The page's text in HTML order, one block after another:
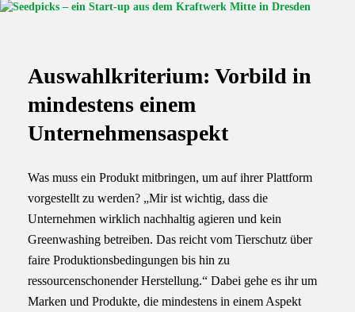
Auswahlkriterium: Vorbild in
mindestens einem
Unternehmensaspekt
Was muss ein Produkt mitbringen, um auf ihrer Plattform
vorgestellt zu werden? „Mir ist wichtig, dass die
Unternehmen wirklich nachhaltig agieren und kein
Greenwashing betreiben. Das reicht vom Tierschutz über
faire Produktionsbedingungen bis hin zu
ressourcenschonender Herstellung.“ Dabei gehe es ihr um
Marken und Produkte, die mindestens in einem Aspekt